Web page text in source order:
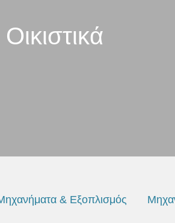
& Εξοπλισμός